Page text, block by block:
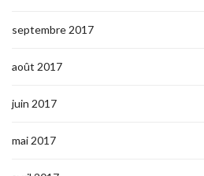
septembre 2017
août 2017
juin 2017
mai 2017